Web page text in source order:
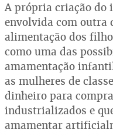
A própria criação do
envolvida com outra
alimentação dos
como uma das
amamentação
as mulheres de
dinheiro para
industrializados e
amamentar